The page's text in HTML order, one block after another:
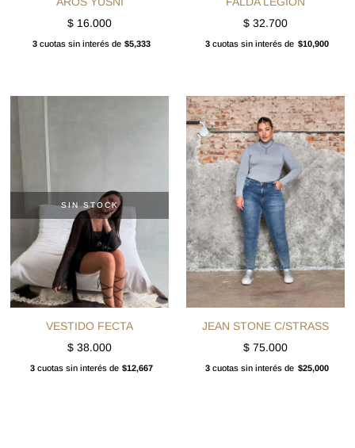
$ 16.000
3cuotas sin interés de $5,333
$32.700
3 cuotas sin interés de $10,900
SIN STOCK
VESTIDO FECTA
$ 38.000
3cuotas sin interés de $12,667
JEAN STONE C/STRASS
$75.000
3 cuotas sin interés de $25,000